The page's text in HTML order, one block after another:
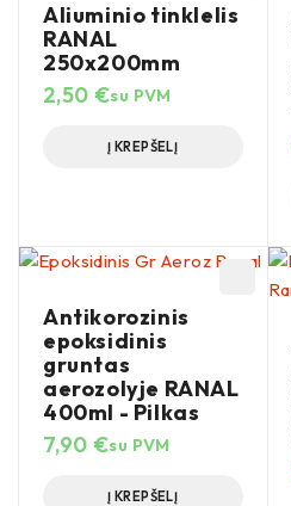
Aliuminio tinklelis
RANAL
250x200mm
2,50 €su PVM
Į KREPŠELĮ
Antikorozinis
epoksidinis
gruntas
aerozolyje RANAL
400ml - Pilkas
7,90 €su PVM
Į KREPŠELĮ